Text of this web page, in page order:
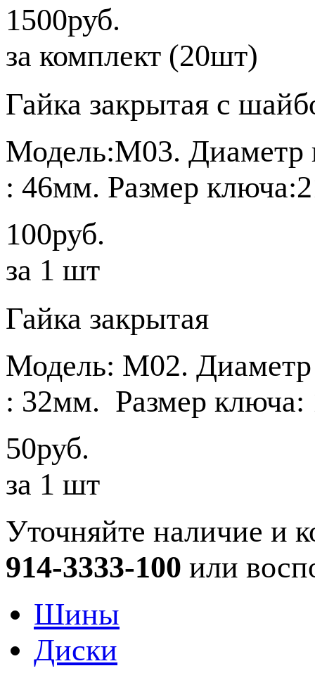
1500руб.
за комплект (20шт)
Гайка закрытая с
Модель:М03. Диаметр
: 46мм. Размер
100руб.
за 1 шт
Гайка закрытая
Модель: М02.
: 32мм. Размер
50руб.
за 1 шт
Уточняйте наличие и
914-3333-100 или
Шины
Диски